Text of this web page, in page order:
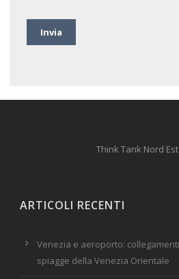
Think Tank Nord
ARTICOLI RECENTI
Venezia e aeroporto:
spiagge della Venezia Orientale